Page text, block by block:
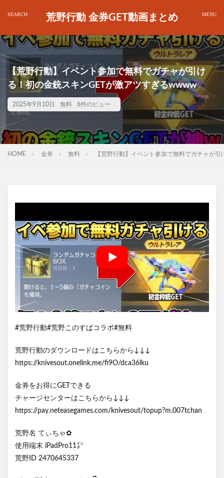
荒野行動 金券GET動画まとめ
【荒野行動】イベント参加で無料でガチャが引け
る！初の金銃スキンGETが激アツすぎるwwww
2025年9月10日 無料 6件のビュー
HOME 金券 無料 【荒野行動】イベント参加で無料でガチャが
#荒野行動#荒野このすばコラボ#無料
荒野行動のダウンロードはこちらから↓↓↓
https://knivesout.onelink.me/fi9O/dca36lku
金券をお得にGETできる
チャージセンターはこちらから↓↓↓
https://pay.neteasegames.com/knivesout/topup?m.007tchan
荒野名 てぃちゃ✿
使用端末 iPadPro11㌅
荒野ID 2470645337